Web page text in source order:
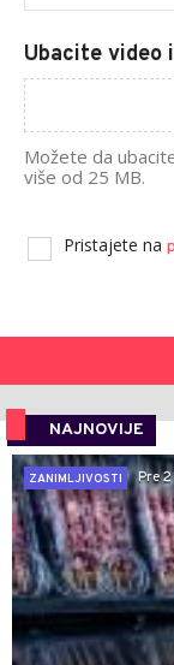
Ubacite video
Možete da
više od 25 MB.
Pristajete na
NAJNOVIJE
ZANIMLJIVOSTI
Pre